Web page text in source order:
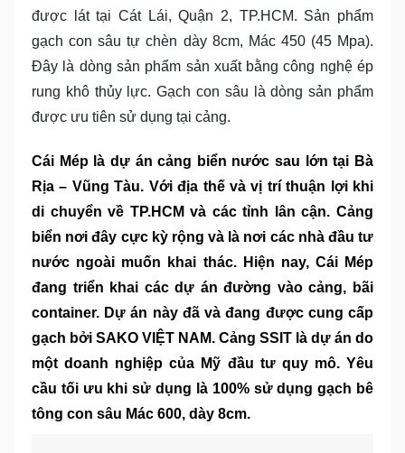
được lát tại Cát Lái, Quận 2, TP.HCM. Sản phẩm
gạch con sâu tự chèn dày 8cm, Mác 450 (45 Mpa).
Đây là dòng sản phẩm sản xuất bằng công nghệ ép
rung khô thủy lực. Gạch con sâu là dòng sản phẩm
được ưu tiên sử dụng tại cảng.
Cái Mép là dự án cảng biển nước sau lớn tại Bà
Rịa – Vũng Tàu. Với địa thế và vị trí thuận lợi khi
di chuyển về TP.HCM và các tỉnh lân cận. Cảng
biển nơi đây cực kỳ rộng và là nơi các nhà đầu tư
nước ngoài muốn khai thác. Hiện nay, Cái Mép
đang triển khai các dự án đường vào cảng, bãi
container. Dự án này đã và đang được cung cấp
gạch bởi SAKO VIỆT NAM. Cảng SSIT là dự án do
một doanh nghiệp của Mỹ đầu tư quy mô. Yêu
cầu tối ưu khi sử dụng là 100% sử dụng gạch bê
tông con sâu Mác 600, dày 8cm.